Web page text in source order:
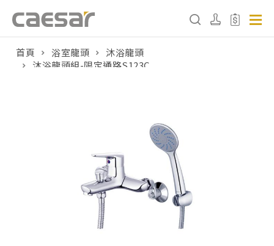
販賣中商品 已下架商品
首頁 浴室龍頭
沐浴龍頭
沐浴龍頭組-限定通路S123C